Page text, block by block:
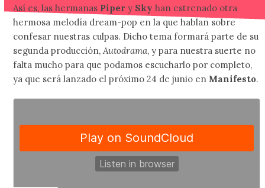
Así es, las hermanas Piper y Sky han estrenado otra
hermosa melodía dream-pop en la que hablan sobre
confesar nuestras culpas. Dicho tema formará parte de su
segunda producción,Autodrama, y para nuestra suerte no
falta mucho para que podamos escucharlo por completo,
ya que será lanzado el próximo 24 de junio en Manifesto.